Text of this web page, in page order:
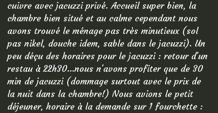
cuivre avec jacuzzi privé. Accueil super bien, la
chambre bien situé et au calme cependant nous
avons trouvé le ménage pas très minutieux (sol
pas nikel, douche idem, sable dans le jacuzzi). Un
peu déçu des horaires pour le jacuzzi : retour d'un
restau à 22h30...nous n'avons profiter que de 30
min de jacuzzi (dommage surtout avec le prix de
la nuit dans la chambre!) Nous avions le petit
déjeuner, horaire à la demande sur 1 fourchette :